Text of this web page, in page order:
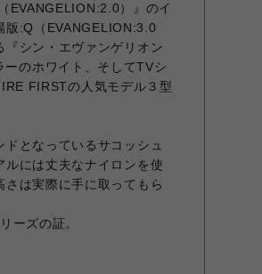
（EVANGELION:2.0）』 のイ
版:Q（EVANGELION:3.0
シン・ エヴァンゲリオン
ーのホワイト、そしてTVシ
FIRSTの人気モデル３型
となっているサコッシュ
には丈夫なナイロンを使
は実際に手に取ってもら
ーズの証。